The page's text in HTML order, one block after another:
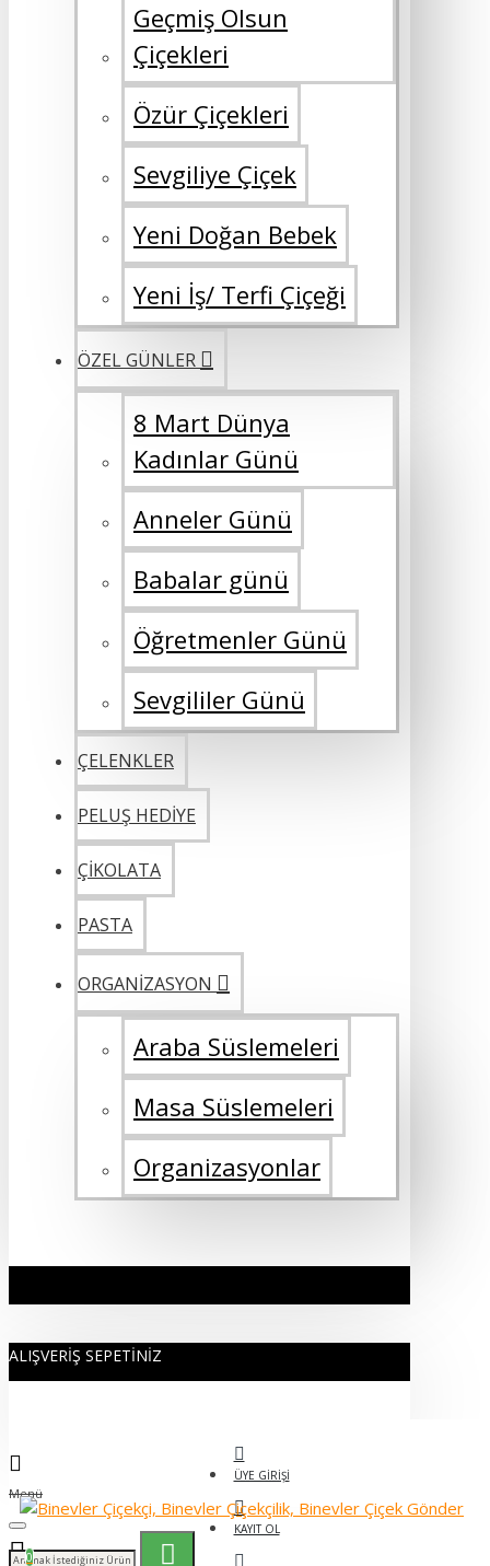
Geçmiş Olsun
Çiçekleri
Özür Çiçekleri
Sevgiliye Çiçek
Yeni Doğan Bebek
Yeni İş/ Terfi Çiçeği
ÖZEL GÜNLER
8 Mart Dünya
Kadınlar Günü
Anneler Günü
Babalar günü
Öğretmenler Günü
Sevgililer Günü
ÇELENKLER
PELUŞ HEDİYE
ÇİKOLATA
PASTA
ORGANİZASYON
Araba Süslemeleri
Masa Süslemeleri
Organizasyonlar
ALIŞVERIŞ SEPETINIZ
ÜYE GIRIŞI
KAYIT OL
Menü
0